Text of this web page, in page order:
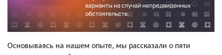
Основываясь на нашем опыте, мы рассказали о пяти